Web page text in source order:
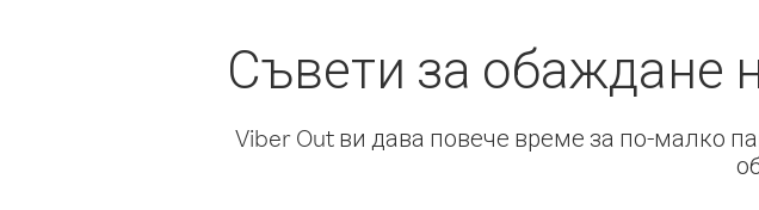
Съвети за обаждане
Viber Out ви дава повече време за по-малко